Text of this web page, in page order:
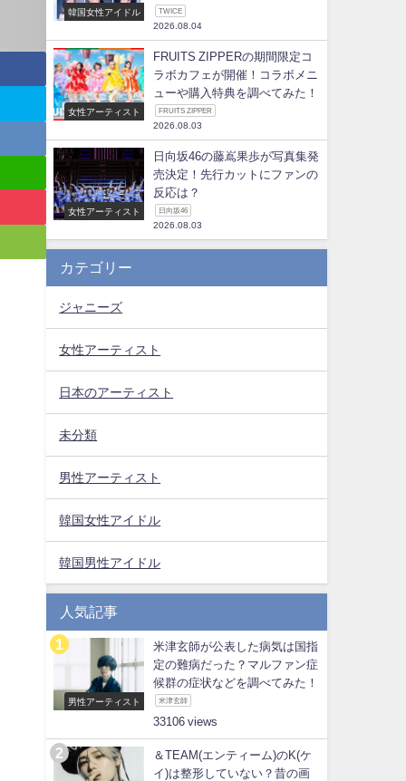
韓国女性アイドル TWICE
2026.08.04
女性アーティスト
FRUITS ZIPPERの期間限定コ
ラボカフェが開催！コラボメニ
ューや購入特典を調べてみた！
FRUITS ZIPPER
2026.08.03
女性アーティスト
日向坂46の藤嶌果歩が写真集発
売決定！先行カットにファンの
反応は？
日向坂46
2026.08.03
カテゴリー
ジャニーズ
女性アーティスト
日本のアーティスト
未分類
男性アーティスト
韓国女性アイドル
韓国男性アイドル
人気記事
男性アーティスト
米津玄師が公表した病気は国指
定の難病だった？マルファン症
候群の症状などを調べてみた！
米津玄師
33106
＆TEAM(エンティーム)のK(ケ
イ)は整形していない？昔の画